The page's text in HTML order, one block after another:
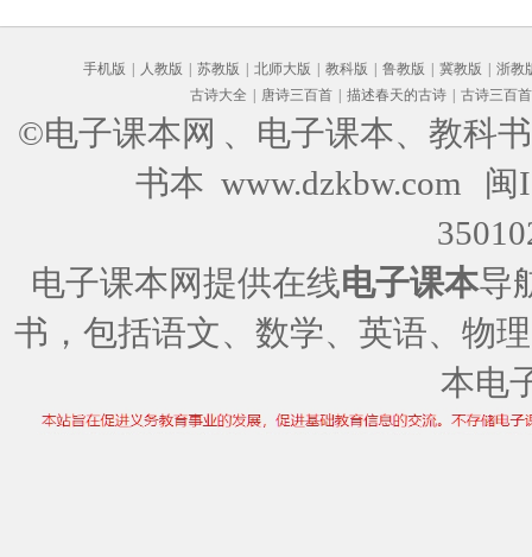
手机版 人教版 苏教版 北师大版 教科版 鲁教版 冀教版
浙教
古诗大全
唐诗三百首 描述春天的古诗 古诗三百首
©电子课本网 、电子课本、教科
书本 www.dzkbw.com
闽
电子课本网提供在线电子课本导
书，包括语文、数学、英语、物
本电